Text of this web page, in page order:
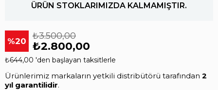
ÜRÜN STOKLARIMIZDA KALMAMIŞTIR.
20 ₺3.500,00
₺2.800,00
₺644,00 'den başlayan taksitlerle
Ürünlerimiz markaların yetkili distribütörü tarafından 2
yıl garantilidir.